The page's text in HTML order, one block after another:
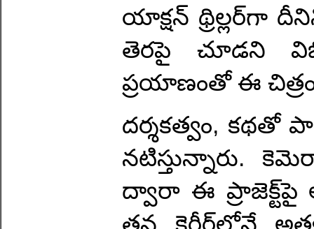
యాక్షన్ థ్రిల్లర్‌గా
తెరపై చూడని
ప్రయాణంతో ఈ
దర్శకత్వం,
నటిస్తున్నారు.
ద్వారా ఈ ప్రాజెక్ట్‌పై
తన కెరీర్‌లోనే